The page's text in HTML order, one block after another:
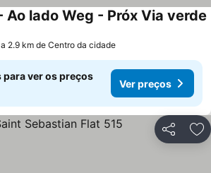
lado Weg - Próx Via verde
a 2.9 km de Centro da cidade
para ver os preços
Ver preços
Partilhar